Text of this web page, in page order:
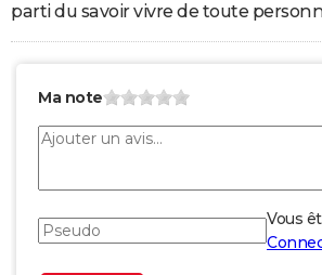
parti du savoir vivre de toute
Ma note
Vous